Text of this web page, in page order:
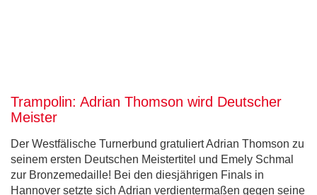
Trampolin: Adrian Thomson wird Deutscher
Meister
Der Westfälische Turnerbund gratuliert Adrian Thomson zu
seinem ersten Deutschen Meistertitel und Emely Schmal
zur Bronzemedaille! Bei den diesjährigen Finals in
Hannover setzte sich Adrian verdientermaßen gegen seine